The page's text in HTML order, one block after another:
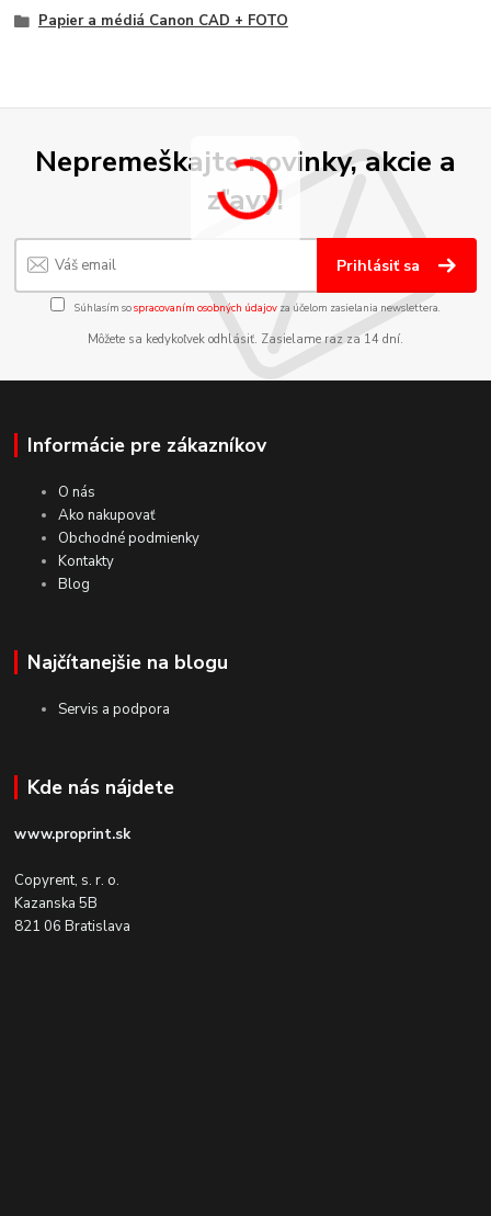
Papier a médiá Canon CAD + FOTO
Nepremeškajte novinky, akcie a
zľavy!
Prihlásiť sa
Súhlasím sospracovaním osobných údajov za účelom zasielania newslettera.
Môžete sa kedykoľvek odhlásiť. Zasielame raz za 14 dní.
Informácie pre zákazníkov
O nás
Ako nakupovať
Obchodné podmienky
Kontakty
Blog
Najčítanejšie na blogu
Servis a podpora
Kde nás nájdete
www.proprint.sk
Copyrent, s. r. o.
Kazanska 5B
821 06 Bratislava